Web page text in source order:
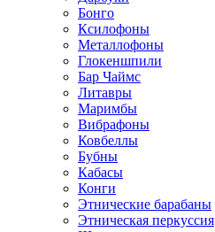
Бонго
Ксилофоны
Металлофоны
Глокеншпили
Бар Чаймс
Литавры
Маримбы
Вибрафоны
Ковбеллы
Бубны
Кабасы
Конги
Этнические барабаны
Этническая перкуссия